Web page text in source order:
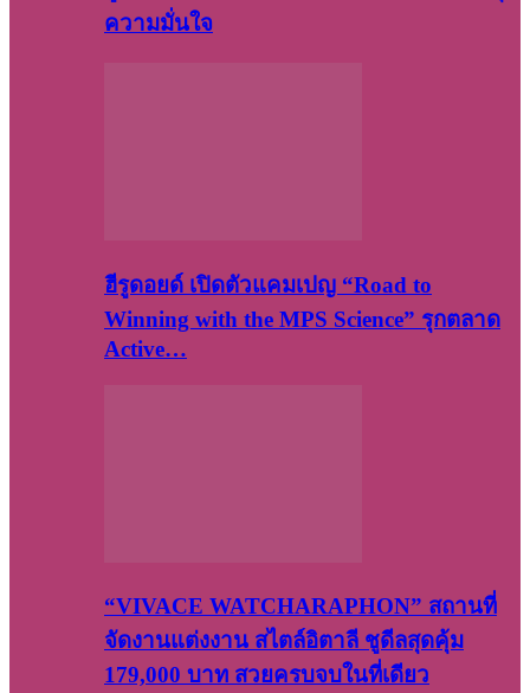
ความมั่นใจ
ฮีรูดอยด์ เปิดตัวแคมเปญ “Road to
Winning with the MPS Science” รุกตลาด
Active…
“VIVACE WATCHARAPHON” สถานที่
จัดงานแต่งงาน สไตล์อิตาลี ชูดีลสุดคุ้ม
179,000 บาท สวยครบจบในที่เดียว